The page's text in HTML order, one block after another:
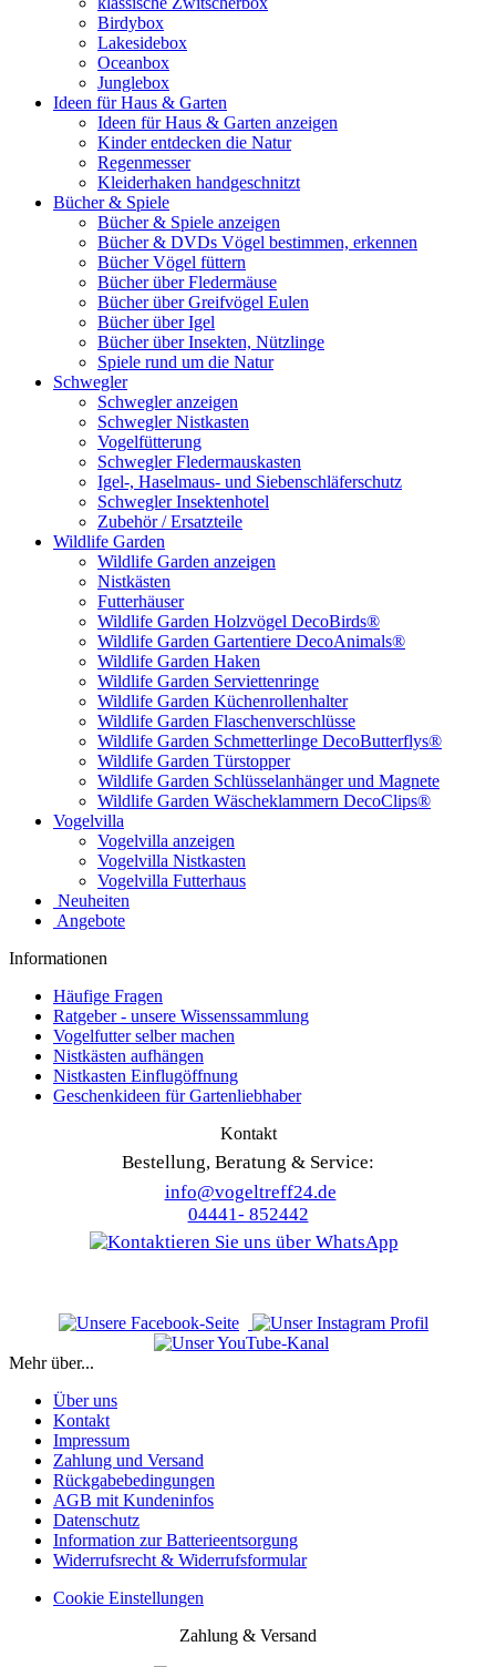
Birdybox
Lakesidebox
Oceanbox
Junglebox
Ideen für Haus & Garten
Ideen für Haus & Garten anzeigen
Kinder entdecken die Natur
Regenmesser
Kleiderhaken handgeschnitzt
Bücher & Spiele
Bücher & Spiele anzeigen
Bücher & DVDs Vögel bestimmen, erkennen
Bücher Vögel füttern
Bücher über Fledermäuse
Bücher über Greifvögel Eulen
Bücher über Igel
Bücher über Insekten, Nützlinge
Spiele rund um die Natur
Schwegler
Schwegler anzeigen
Schwegler Nistkasten
Vogelfütterung
Schwegler Fledermauskasten
Igel-, Haselmaus- und Siebenschläferschutz
Schwegler Insektenhotel
Zubehör / Ersatzteile
Wildlife Garden
Wildlife Garden anzeigen
Nistkästen
Futterhäuser
Wildlife Garden Holzvögel DecoBirds®
Wildlife Garden Gartentiere DecoAnimals®
Wildlife Garden Haken
Wildlife Garden Serviettenringe
Wildlife Garden Küchenrollenhalter
Wildlife Garden Flaschenverschlüsse
Wildlife Garden Schmetterlinge DecoButterflys®
Wildlife Garden Türstopper
Wildlife Garden Schlüsselanhänger und Magnete
Wildlife Garden Wäscheklammern DecoClips®
Vogelvilla
Vogelvilla anzeigen
Vogelvilla Nistkasten
Vogelvilla Futterhaus
Neuheiten
Angebote
Informationen
Häufige Fragen
Ratgeber - unsere Wissenssammlung
Vogelfutter selber machen
Nistkästen aufhängen
Nistkasten Einflugöffnung
Geschenkideen für Gartenliebhaber
Kontakt
Bestellung, Beratung & Service:
info@vogeltreff24.de
04441- 852442
Mehr über...
Über uns
Kontakt
Impressum
Zahlung und Versand
Rückgabebedingungen
AGB mit Kundeninfos
Datenschutz
Information zur Batterieentsorgung
Widerrufsrecht & Widerrufsformular
Cookie Einstellungen
Zahlung & Versand